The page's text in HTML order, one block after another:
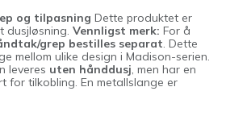
og tilpasning Dette produktet er
dusjløsning. Vennligst merk: For å
grep bestilles separat. Dette
mellom ulike design i Madison-serien.
leveres uten hånddusj, men har en
for tilkobling. En metallslange er